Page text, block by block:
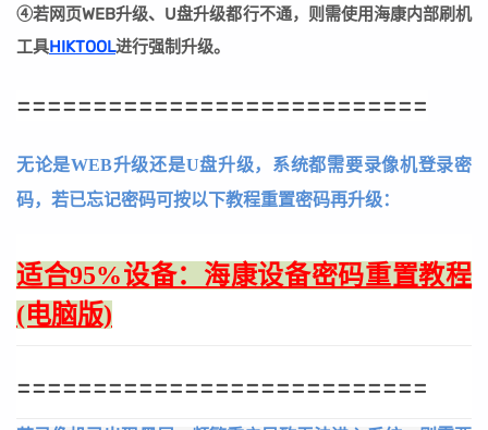
④若网页WEB升级、U盘升级都行不通，则需使用海康内部刷机
工具HIKTOOL进行强制升级。
===========================
无论是WEB升级还是U盘升级，系统都需要录像机登录密
码，若已忘记密码可按以下教程重置密码再升级：
适合95%设备：海康设备密码重置教程
(电脑版)
===========================